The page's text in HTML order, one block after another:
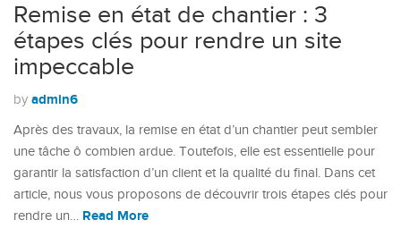
Remise en état de chantier : 3
étapes clés pour rendre un site
impeccable
by admin6
Après des travaux, la remise en état d’un chantier peut sembler
une tâche ô combien ardue. Toutefois, elle est essentielle pour
garantir la satisfaction d’un client et la qualité du final. Dans cet
article, nous vous proposons de découvrir trois étapes clés pour
rendre un… Read More